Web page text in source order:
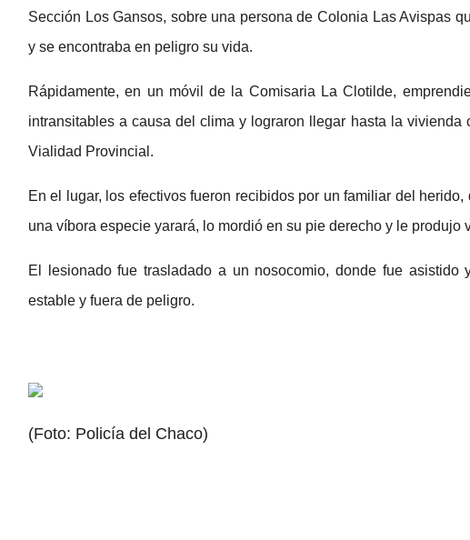
Sección Los Gansos, sobre una persona de Colonia Las Avispas
y se encontraba en peligro su vida.
Rápidamente, en un móvil de la Comisaria La Clotilde,
intransitables a causa del clima y lograron llegar hasta la vivienda
Vialidad Provincial.
En el lugar, los efectivos fueron recibidos por un familiar del
una víbora especie yarará, lo mordió en su pie derecho y le produjo
El lesionado fue trasladado a un nosocomio, donde fue asistido
estable y fuera de peligro.
(Foto: Policía del Chaco)